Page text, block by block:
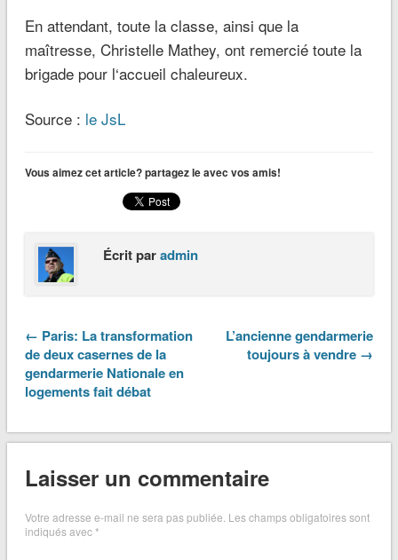
En attendant, toute la classe, ainsi que la
maîtresse, Christelle Mathey, ont remercié toute la
brigade pour l‘accueil chaleureux.
Source : le JsL
Vous aimez cet article? partagez le avec vos amis!
Écrit paradmin
← Paris: La transformation
de deux casernes de la
gendarmerie Nationale en
logements fait débat
L’ancienne gendarmerie
toujours à vendre →
Laisser un commentaire
Votre adresse e-mail ne sera pas publiée. Les champs obligatoires sont
indiqués avec*